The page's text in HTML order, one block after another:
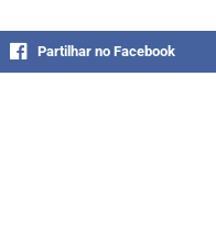
Partilhar no Facebook